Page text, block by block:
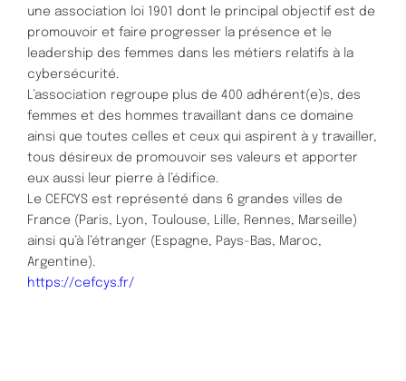
une association loi 1901 dont le principal objectif est de
promouvoir et faire progresser la présence et le
leadership des femmes dans les métiers relatifs à la
cybersécurité.
L’association regroupe plus de 400 adhérent(e)s, des
femmes et des hommes travaillant dans ce domaine
ainsi que toutes celles et ceux qui aspirent à y travailler,
tous désireux de promouvoir ses valeurs et apporter
eux aussi leur pierre à l’édifice.
Le CEFCYS est représenté dans 6 grandes villes de
France (Paris, Lyon, Toulouse, Lille, Rennes, Marseille)
ainsi qu’à l’étranger (Espagne, Pays-Bas, Maroc,
Argentine).
https://cefcys.fr/